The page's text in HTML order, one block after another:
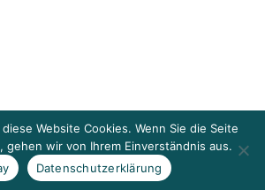
Website Cookies. Wenn Sie die Seite
wir von Ihrem Einverständnis aus.
Datenschutzerklärung